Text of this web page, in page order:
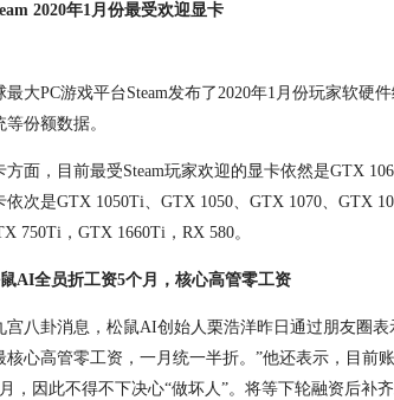
2020年1月份最受欢迎显卡
最大PC游戏平台Steam发布了2020年1月份玩家软硬
份额数据。
方面，目前最受Steam玩家欢迎的显卡依然是GTX
依次是GTX 1050Ti、GTX 1050、GTX 1070、GTX
750Ti，GTX 1660Ti，RX 580。
AI全员折工资5个月，核心高管零工资
宫八卦消息，松鼠AI创始人栗浩洋昨日通过朋友圈
核心高管零工资，一月统一半折。”他还表示，目前
，因此不得不下决心“做坏人”。将等下轮融资后补